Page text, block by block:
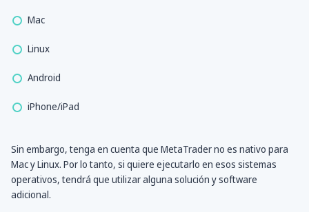
Mac
Linux
Android
iPhone/iPad
Sin embargo, tenga en cuenta que MetaTrader no es nativo para
Mac y Linux. Por lo tanto, si quiere ejecutarlo en esos sistemas
operativos, tendrá que utilizar alguna solución y software
adicional.